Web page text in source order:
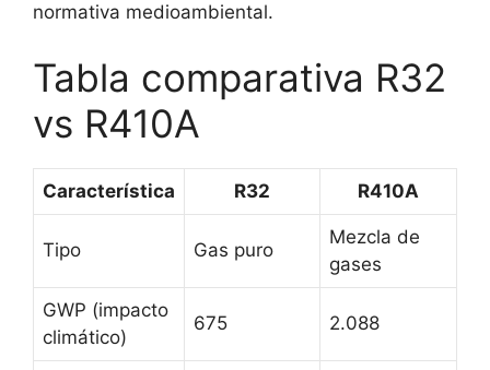
normativa medioambiental.
Tabla comparativa R32
vs R410A
Característica R32 R410A
Tipo Gas puro
Mezcla de
gases
GWP (impacto
climático)
675 2.088